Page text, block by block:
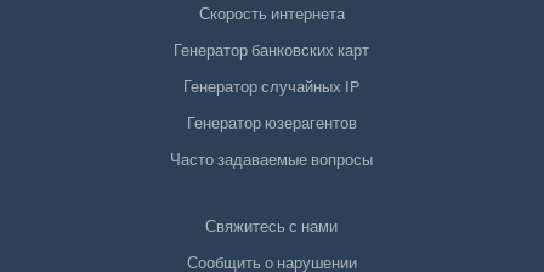
Скорость интернета
Генератор банковских карт
Генератор случайных IP
Генератор юзерагентов
Часто задаваемые вопросы
Свяжитесь с нами
Сообщить о нарушении